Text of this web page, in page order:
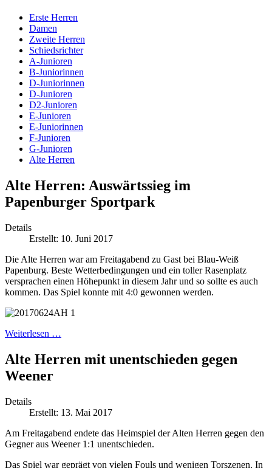
Erste Herren
Damen
Zweite Herren
Schiedsrichter
A-Junioren
B-Juniorinnen
D-Juniorinnen
D-Junioren
D2-Junioren
E-Junioren
E-Juniorinnen
F-Junioren
G-Junioren
Alte Herren
Alte Herren: Auswärtssieg im
Papenburger Sportpark
Details
Erstellt: 10. Juni 2017
Die Alte Herren war am Freitagabend zu Gast bei Blau-Weiß
Papenburg. Beste Wetterbedingungen und ein toller Rasenplatz
versprachen einen Höhepunkt in diesem Jahr und so sollte es auch
kommen. Das Spiel konnte mit 4:0 gewonnen werden.
Weiterlesen …
Alte Herren mit unentschieden gegen
Weener
Details
Erstellt: 13. Mai 2017
Am Freitagabend endete das Heimspiel der Alten Herren gegen den
Gegner aus Weener 1:1 unentschieden.
Das Spiel war geprägt von vielen Fouls und wenigen Torszenen. In